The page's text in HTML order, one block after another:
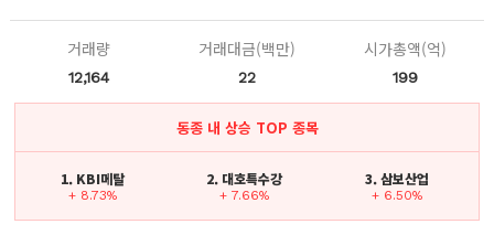
거래량
12,164
거래대금(백만)
22
시가총액(억)
199
동종 내 상승 TOP 종목
1. KBI메탈
+ 8.73%
2. 대호특수강
+ 7.66%
3. 삼보산업
+ 6.50%